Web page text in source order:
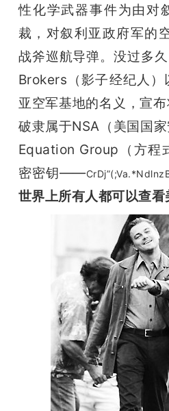
公
开
课
活
GAIR
专
性化学武器事件为由对
裁，对叙利亚政府军的
战斧巡航导弹。没过多
Brokers（影子经纪人）
亚空军基地的名义，宣
破隶属于NSA（美国国
Equation Group（方程
密密钥——
世界上所有人都可以查看